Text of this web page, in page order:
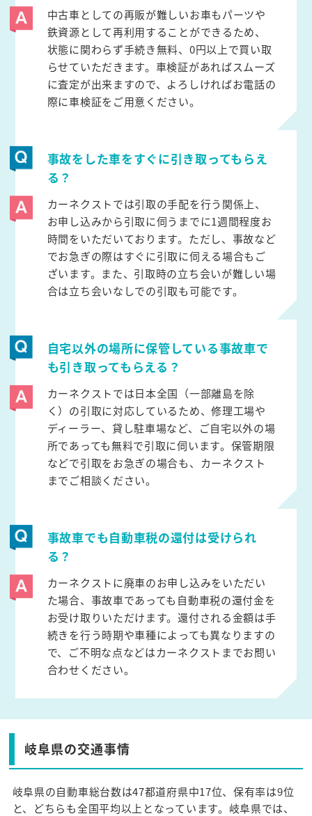
中古車としての再販が難しいお車もパーツや
鉄資源として再利用することができるため、
状態に関わらず手続き無料、0円以上で買い取
らせていただきます。車検証があればスムーズ
に査定が出来ますので、よろしければお電話の
際に車検証をご用意ください。
事故をした車をすぐに引き取ってもらえ
る？
カーネクストでは引取の手配を行う関係上、
お申し込みから引取に伺うまでに1週間程度お
時間をいただいております。ただし、事故など
でお急ぎの際はすぐに引取に伺える場合もご
ざいます。また、引取時の立ち会いが難しい場
合は立ち会いなしでの引取も可能です。
自宅以外の場所に保管している事故車で
も引き取ってもらえる？
カーネクストでは日本全国（一部離島を除
く）の引取に対応しているため、修理工場や
ディーラー、貸し駐車場など、ご自宅以外の場
所であっても無料で引取に伺います。保管期限
などで引取をお急ぎの場合も、カーネクスト
までご相談ください。
事故車でも自動車税の還付は受けられ
る？
カーネクストに廃車のお申し込みをいただい
た場合、事故車であっても自動車税の還付金を
お受け取りいただけます。還付される金額は手
続きを行う時期や車種によっても異なりますの
で、ご不明な点などはカーネクストまでお問い
合わせください。
岐阜県の交通事情
岐阜県の自動車総台数は47都道府県中17位、保有率は9位
と、どちらも全国平均以上となっています。岐阜県では、